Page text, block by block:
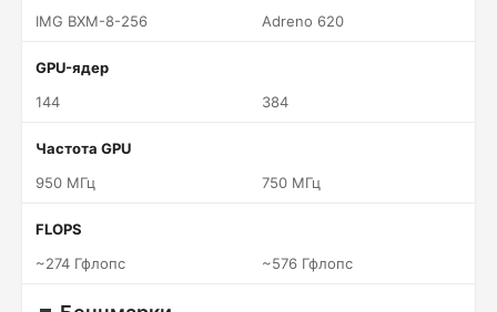
IMG BXM-8-256
Adreno 620
GPU-ядер
144
384
Частота GPU
950 МГц
750 МГц
FLOPS
~274 Гфлопс
~576 Гфлопс